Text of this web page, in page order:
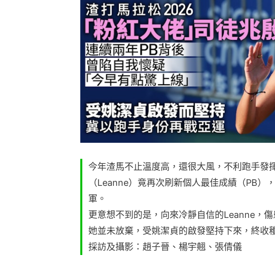
今年渣馬不止溫度高，還很大風，不利跑手發
（Leanne）竟再次刷新個人最佳成績（PB）
軍。
更意想不到的是，向來冷靜自信的Leanne，
她並未放棄，受姚潔貞的啟發堅持下來，終收
採訪及攝影：趙子晉、楊宇翹、張倩儀